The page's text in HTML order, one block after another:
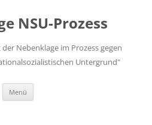
NSU-Prozess
Nebenklage im Prozess gegen
Untergrund"
Menü